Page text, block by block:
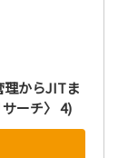
理からJITま
ーチ〉 4)